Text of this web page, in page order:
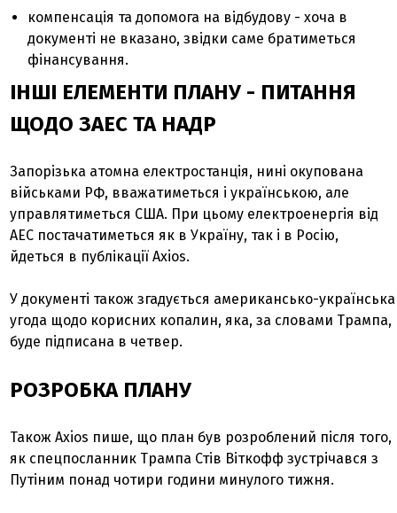
компенсація та допомога на відбудову - хоча в
документі не вказано, звідки саме братиметься
фінансування.
ІНШІ ЕЛЕМЕНТИ ПЛАНУ - ПИТАННЯ
ЩОДО ЗАЕС ТА НАДР
Запорізька атомна електростанція, нині окупована
військами РФ, вважатиметься і українською, але
управлятиметься США. При цьому електроенергія від
АЕС постачатиметься як в Україну, так і в Росію,
йдеться в публікації Axios.
У документі також згадується американсько-українська
угода щодо корисних копалин, яка, за словами Трампа,
буде підписана в четвер.
РОЗРОБКА ПЛАНУ
Також Axios пише, що план був розроблений після того,
як спецпосланник Трампа Стів Віткофф зустрічався з
Путіним понад чотири години минулого тижня.